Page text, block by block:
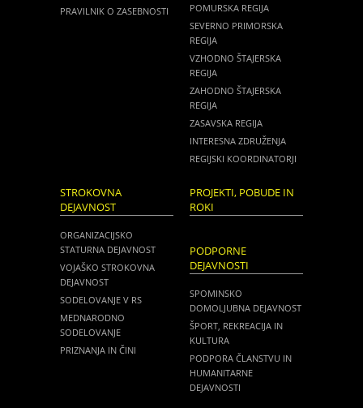
PRAVILNIK O ZASEBNOSTI
POMURSKA REGIJA
SEVERNO PRIMORSKA
REGIJA
VZHODNO ŠTAJERSKA
REGIJA
ZAHODNO ŠTAJERSKA
REGIJA
ZASAVSKA REGIJA
INTERESNA ZDRUŽENJA
REGIJSKI KOORDINATORJI
STROKOVNA
DEJAVNOST
ORGANIZACIJSKO
STATURNA DEJAVNOST
VOJAŠKO STROKOVNA
DEJAVNOST
SODELOVANJE V RS
MEDNARODNO
SODELOVANJE
PRIZNANJA IN ČINI
PROJEKTI, POBUDE IN
ROKI
PODPORNE
DEJAVNOSTI
SPOMINSKO
DOMOLJUBNA DEJAVNOST
ŠPORT, REKREACIJA IN
KULTURA
PODPORA ČLANSTVU IN
HUMANITARNE
DEJAVNOSTI